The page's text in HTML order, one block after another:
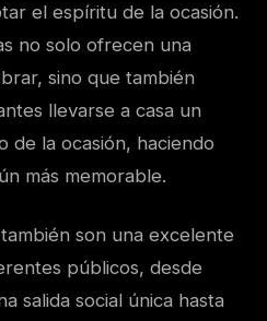
el espíritu de la ocasión.
no solo ofrecen una
sino que también
llevarse a casa un
de la ocasión, haciendo
más memorable.
son una excelente
públicos, desde
salida social única hasta